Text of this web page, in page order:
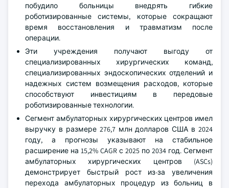
побудило больницы внедрять гибкие
роботизированные системы, которые сокращают
время восстановления и травматизм после
операции.
Эти учреждения получают выгоду от
специализированных хирургических команд,
специализированных эндоскопических отделений и
надежных систем возмещения расходов, которые
способствуют инвестициям в передовые
роботизированные технологии.
Сегмент амбулаторных хирургических центров имел
выручку в размере 276,7 млн долларов США в 2024
году, а прогнозы указывают на стабильное
расширение на 15,2% CAGR с 2025 по 2034 год. Сегмент
амбулаторных хирургических центров (ASCs)
демонстрирует быстрый рост из-за увеличения
перехода амбулаторных процедур из больниц в